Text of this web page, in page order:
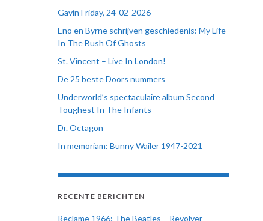
Gavin Friday, 24-02-2026
Eno en Byrne schrijven geschiedenis: My Life
In The Bush Of Ghosts
St. Vincent – Live In London!
De 25 beste Doors nummers
Underworld’s spectaculaire album Second
Toughest In The Infants
Dr. Octagon
In memoriam: Bunny Wailer 1947-2021
RECENTE BERICHTEN
Reclame 1966: The Beatles – Revolver